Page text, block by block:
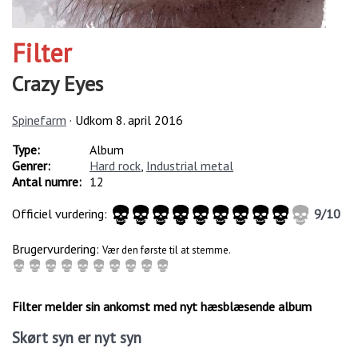
Filter
Crazy Eyes
Spinefarm · Udkom 8. april 2016
Type:
Album
Genrer:
Hard rock Industrial metal
Antal numre: 12
Officiel vurdering:
9/10
Brugervurdering: Vær den første til at stemme.
Filter melder sin ankomst med nyt hæsblæsende album
Skørt syn er nyt syn